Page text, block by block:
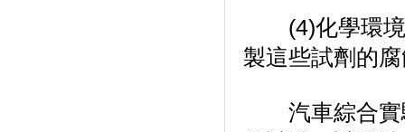
(4)化學環境試
製這些試劑的
汽車綜合實